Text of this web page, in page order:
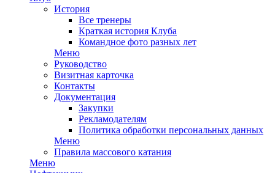
История
Все тренеры
Краткая история Клуба
Командное фото разных лет
Меню
Руководство
Визитная карточка
Контакты
Документация
Закупки
Рекламодателям
Политика обработки персональных данных
Меню
Правила массового катания
Меню